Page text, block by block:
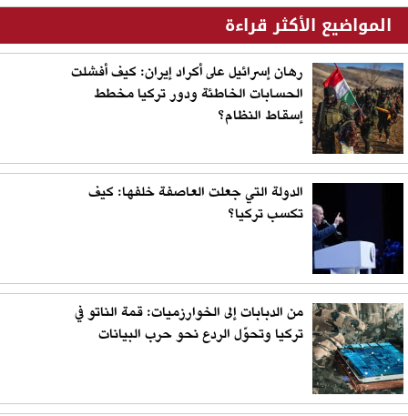
المواضيع الأكثر قراءة
رهان إسرائيل على أكراد إيران: كيف أفشلت
الحسابات الخاطئة ودور تركيا مخطط
إسقاط النظام؟
الدولة التي جعلت العاصفة خلفها: كيف
تكسب تركيا؟
من الدبابات إلى الخوارزميات: قمة الناتو في
تركيا وتحوّل الردع نحو حرب البيانات